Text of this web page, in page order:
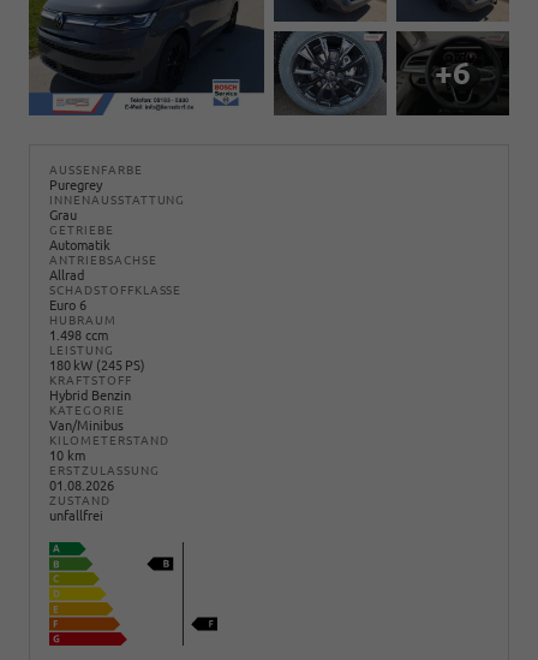
+6
AUSSENFARBE
Puregrey
INNENAUSSTATTUNG
Grau
GETRIEBE
Automatik
ANTRIEBSACHSE
Allrad
SCHADSTOFFKLASSE
Euro 6
HUBRAUM
1.498 ccm
LEISTUNG
180 kW (245 PS)
KRAFTSTOFF
Hybrid Benzin
KATEGORIE
Van/Minibus
KILOMETERSTAND
10 km
ERSTZULASSUNG
01.08.2026
ZUSTAND
unfallfrei